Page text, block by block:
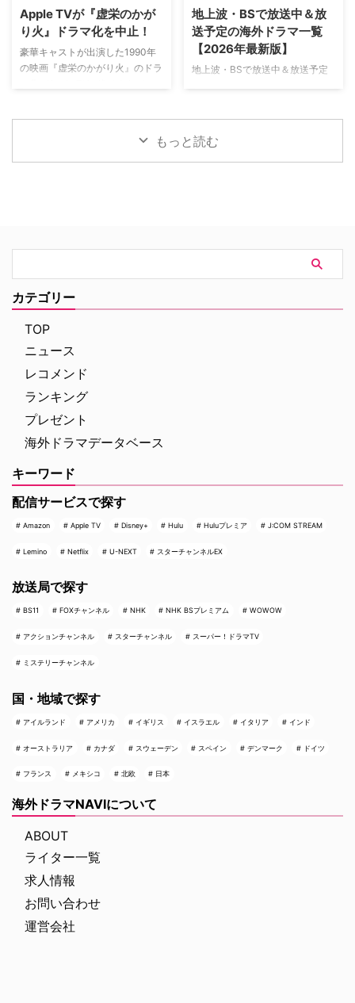
『Bergerac（原題）』をリブー
トした本作。イギリス海峡に浮か
ぶジャージー島を舞台に、警部の
ジム・ベルジュラックが事件に挑
主演のトム・ホランド自らが臨場
感あふれるアクションシーン撮影
の裏側を明かす特別映像が公開さ
れた。 世界中で大ヒットを記
録！ 映画史に残る快挙を達成 ソ
ニー・ピクチャーズ配給、トム・
ー＝スパイダーマンの新たなる物
語、『スパイダーマン：ブラン
ド・ニュー・デイ』が大ヒット …
Apple TVが『虚栄のかが
り火』ドラマ化を中止！
豪華キャストが出演した1990年
の映画『虚栄のかがり火』のドラ
トム・ウルフのベストセラー小説
く。人種間の対立を煽って全国的
な名声を得た …
地上波・BSで放送中＆放
送予定の海外ドラマ一覧
【2026年最新版】
地上波・BSで放送中＆放送予定
中＆放送予定の海外ドラマ 海外
ドラマ『DOC（ドック） あす
へのカルテ』 NHK BSプレミアム
4K｜毎週（木） 17：00～ イタ
ーロ ほか ≫≫『DOC（ドッ
ク）3 あすへのカルテ』詳細 海
すへのカルテ』 総合｜毎週
もっと読む
カテゴリー
TOP
ニュース
レコメンド
ランキング
プレゼント
海外ドラマデータベース
キーワード
配信サービスで探す
Amazon Apple TV Disney+ Hulu Huluプレミア J:COM STREAM
Lemino Netflix U-NEXT スターチャンネルEX
放送局で探す
BS11 FOXチャンネル NHK NHK BSプレミアム WOWOW
アクションチャンネル スターチャンネル スーパー！ドラマTV
ミステリーチャンネル
国・地域で探す
アイルランド アメリカ イギリス イスラエル イタリア インド
オーストラリア カナダ スウェーデン スペイン デンマーク ドイツ
フランス メキシコ 北欧 日本
海外ドラマNAVIについて
ABOUT
ライター一覧
求人情報
お問い合わせ
運営会社